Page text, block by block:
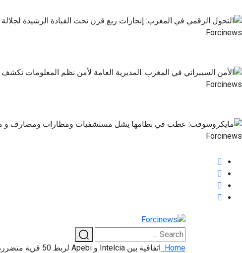
Home اتفاقية بين Intelcia و Apebi لربط 50 قرية متضررة من الزلزال بالإنترنت